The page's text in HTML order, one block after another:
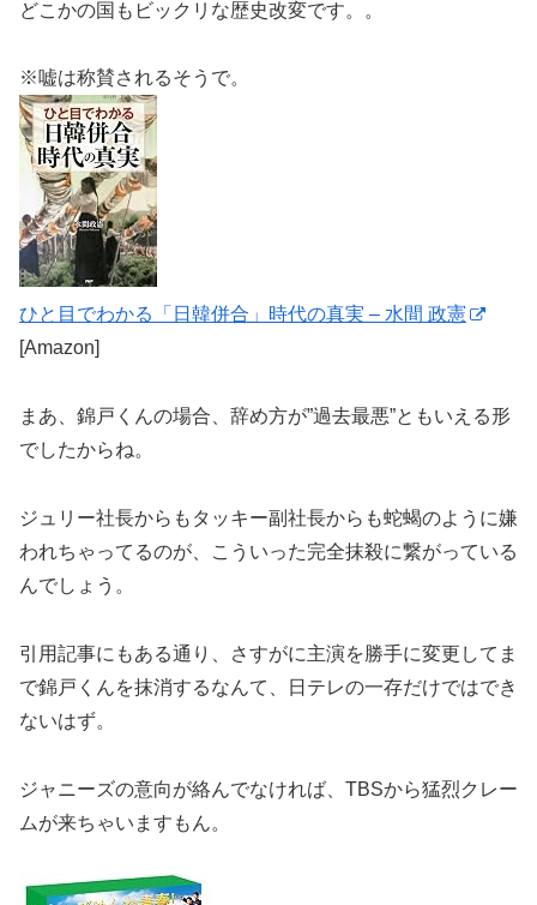
どこかの国もビックリな歴史改変です。。
※嘘は称賛されるそうで。
ひと目でわかる「日韓併合」時代の真実 – 水間 政憲
[Amazon]
まあ、錦戸くんの場合、辞め方が”過去最悪”ともいえる形
でしたからね。
ジュリー社長からもタッキー副社長からも蛇蝎のように嫌
われちゃってるのが、こういった完全抹殺に繋がっている
んでしょう。
引用記事にもある通り、さすがに主演を勝手に変更してま
で錦戸くんを抹消するなんて、日テレの一存だけではでき
ないはず。
ジャニーズの意向が絡んでなければ、TBSから猛烈クレー
ムが来ちゃいますもん。